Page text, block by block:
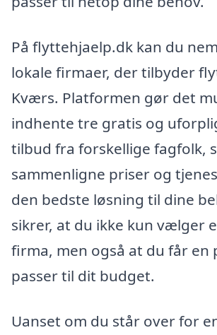
På flyttehjaelp.dk kan du
lokale firmaer, der tilbyder
Kværs. Platformen gør det
indhente tre gratis og
tilbud fra forskellige fagfolk,
sammenligne priser og
den bedste løsning til dine
sikrer, at du ikke kun vælger
firma, men også at du får en
passer til dit budget.
Uanset om du står over for